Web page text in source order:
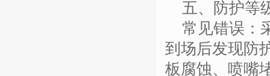
五、防护等
常见错误：
到场后发现防
板腐蚀、喷嘴